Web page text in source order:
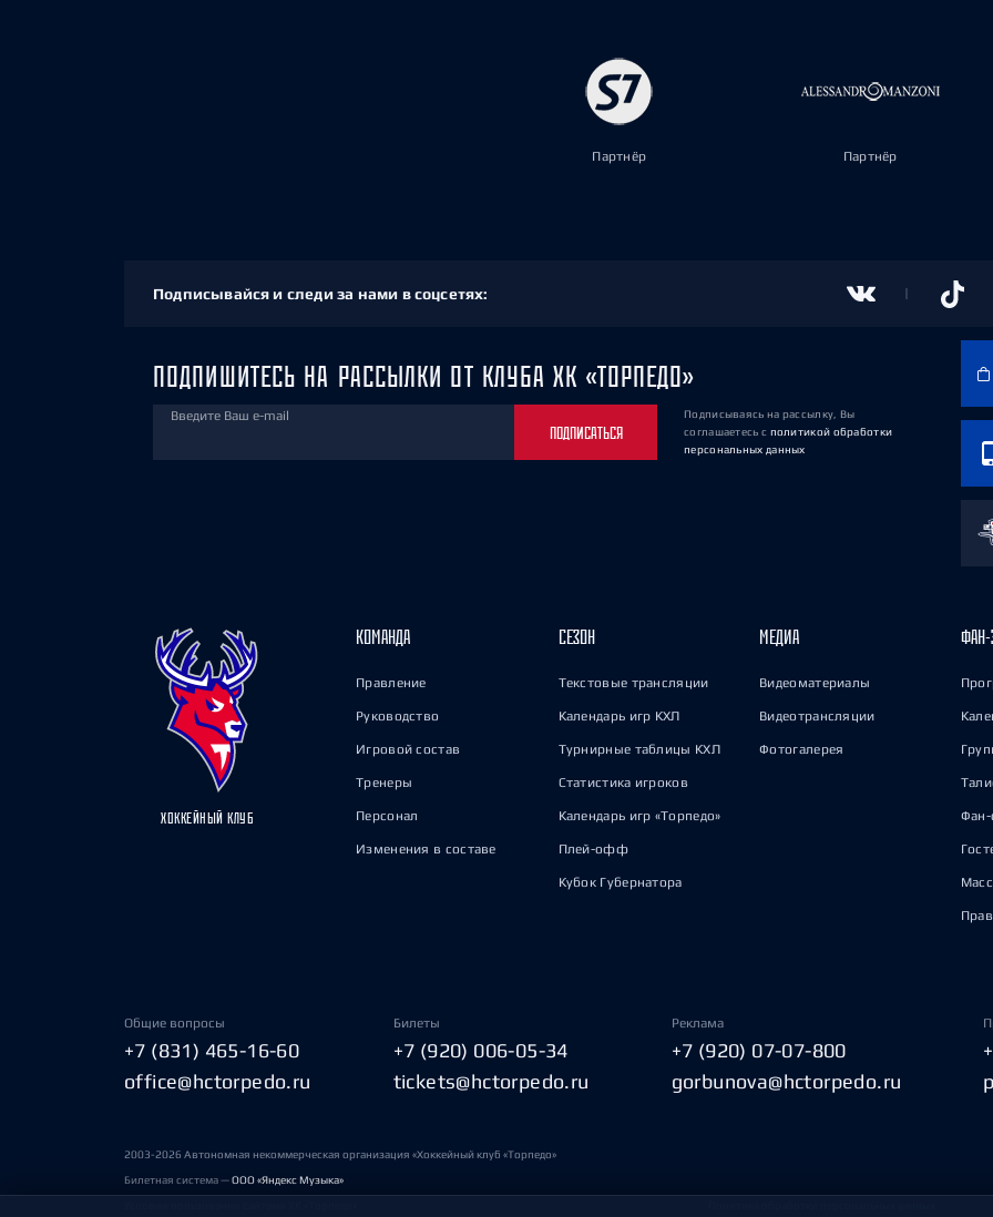
Партнёр Партнёр
Подписывайся и следи за нами в соцсетях:
ПОДПИШИТЕСЬ НА РАССЫЛКИ ОТ КЛУБА ХК «ТОРПЕДО»
Введите Ваш e-mail
ПОДПИСАТЬСЯ
Подписываясь на рассылку, Вы
соглашаетесь с политикой обработки
персональных данных
ХОККЕЙНЫЙ КЛУБ
КОМАНДА
Правление
Руководство
Игровой состав
Тренеры
Персонал
Изменения в составе
СЕЗОН
Текстовые трансляции
Календарь игр КХЛ
Турнирные таблицы КХЛ
Статистика игроков
Календарь игр «Торпедо»
Плей-офф
Кубок Губернатора
МЕДИА
Видеоматериалы
Видеотрансляции
Фотогалерея
ФАН-
Фан-
Общие вопросы
+7 (831) 465-16-60
office@hctorpedo.ru
Билеты
+7 (920) 006-05-34
tickets@hctorpedo.ru
Реклама
+7 (920) 07-07-800
gorbunova@hctorpedo.ru
2003-2026 Автономная некоммерческая организация «Хоккейный клуб «Торпедо»
Билетная система —ООО «Яндекс Музыка»